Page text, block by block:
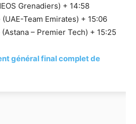
Grenadiers) + 14:58
(UAE-Team Emirates) + 15:06
(Astana – Premier Tech) + 15:25
général final complet de